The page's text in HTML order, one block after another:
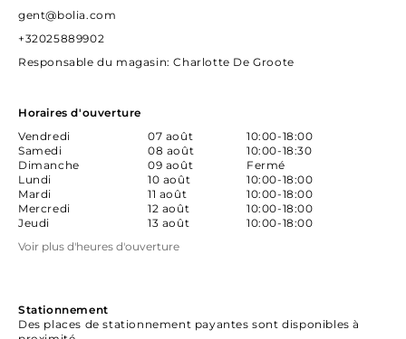
gent@bolia.com
+32025889902
Responsable du magasin: Charlotte De Groote
Horaires d'ouverture
Vendredi
07 août
10:00-18:00
Samedi
08 août
10:00-18:30
Dimanche
09 août
Fermé
Lundi
10 août
10:00-18:00
Mardi
11 août
10:00-18:00
Mercredi
12 août
10:00-18:00
Jeudi
13 août
10:00-18:00
Voir plus d'heures d'ouverture
Stationnement
Des places de stationnement payantes sont disponibles à